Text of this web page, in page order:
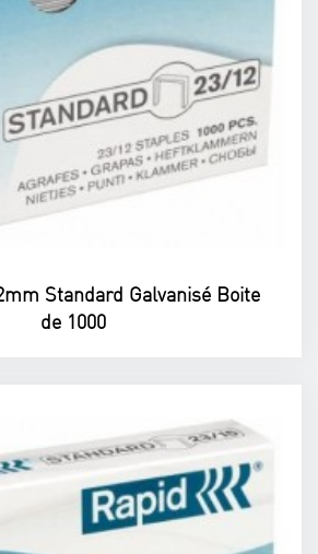
Standard Galvanisé Boite
de 1000